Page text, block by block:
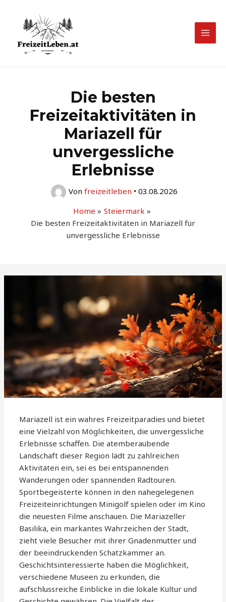
springen
Main
Die besten
Freizeitaktivitäten in
Mariazell für
unvergessliche
Erlebnisse
Von freizeitleben • 03.08.2026
Home
Steiermark
Die besten Freizeitaktivitäten in Mariazell für
unvergessliche Erlebnisse
Mariazell ist ein wahres Freizeitparadies und bietet
eine Vielzahl von Möglichkeiten, die unvergessliche
Erlebnisse schaffen. Die atemberaubende
Landschaft dieser Region lädt zu zahlreichen
Aktivitäten ein, sei es bei entspannenden
Wanderungen oder spannenden Radtouren.
Sportbegeisterte können in den nahegelegenen
Freizeiteinrichtungen Minigolf spielen oder im Kino
die neuesten Filme anschauen. Die Mariazeller
Basilika, ein markantes Wahrzeichen der Stadt,
zieht viele Besucher mit ihrer Gnadenmutter und
der beeindruckenden Schatzkammer an.
Geschichtsinteressierte haben die Möglichkeit,
verschiedene Museen zu erkunden, die
aufschlussreiche Einblicke in die lokale Kultur und